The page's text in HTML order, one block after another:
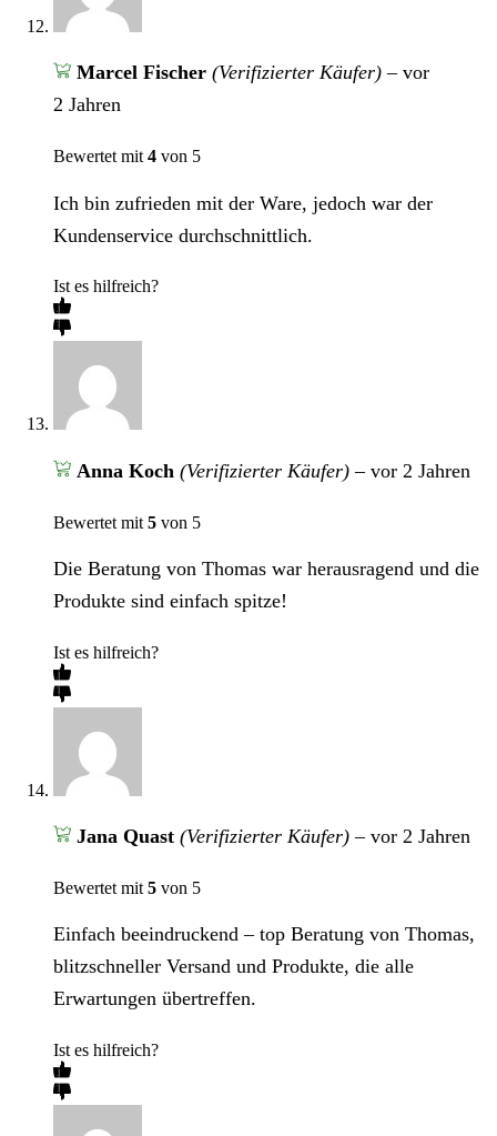
Marcel Fischer (Verifizierter Käufer) – vor
2 Jahren
Bewertet mit 4 von 5
Ich bin zufrieden mit der Ware, jedoch war der
Kundenservice durchschnittlich.
Ist es hilfreich?
Anna Koch (Verifizierter Käufer) – vor 2 Jahren
Bewertet mit 5 von 5
Die Beratung von Thomas war herausragend und die
Produkte sind einfach spitze!
Ist es hilfreich?
Jana Quast (Verifizierter Käufer) – vor 2 Jahren
Bewertet mit 5 von 5
Einfach beeindruckend – top Beratung von Thomas,
blitzschneller Versand und Produkte, die alle
Erwartungen übertreffen.
Ist es hilfreich?